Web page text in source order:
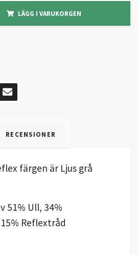
LÄGG I VARUKORGEN
RECENSIONER
färgen är Ljus grå
51% Ull, 34%
Reflextråd